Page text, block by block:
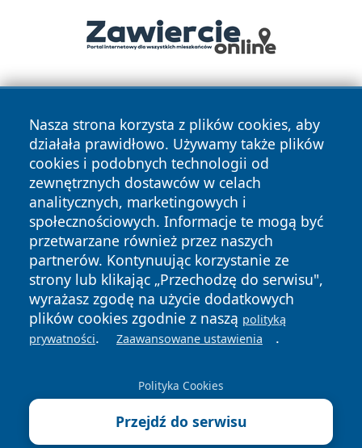
Nasza strona korzysta z plików cookies, aby
działała prawidłowo. Używamy także plików
cookies i podobnych technologii od
zewnętrznych dostawców w celach
analitycznych, marketingowych i
społecznościowych. Informacje te mogą być
przetwarzane również przez naszych
partnerów. Kontynuując korzystanie ze
strony lub klikając „Przechodzę do serwisu",
wyrażasz zgodę na użycie dodatkowych
plików cookies zgodnie z naszą polityką
prywatności. Zaawansowane ustawienia .
Polityka Cookies
Przejdź do serwisu
Copyright © 2026 informacjelodzkie.pl Wszystkie prawa
zastrzeżone.
News Autorzy
Polityka
Prywatności
Polityka
Cookies